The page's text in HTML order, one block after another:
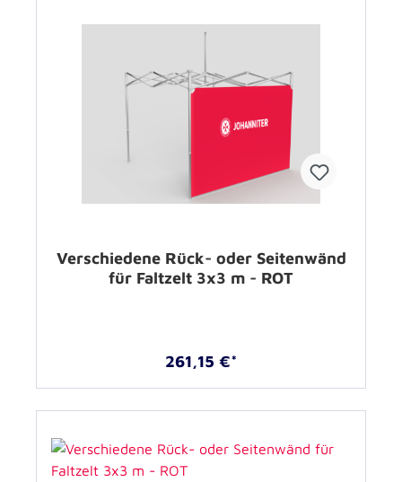
Verschiedene Rück- oder Seitenwänd
für Faltzelt 3x3 m - ROT
261,15 €*